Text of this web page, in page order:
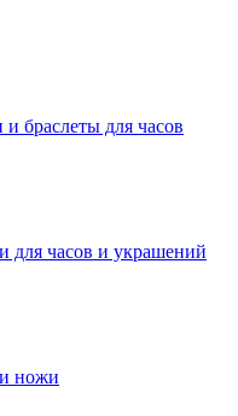
браслеты для часов
для часов и украшений
ножи